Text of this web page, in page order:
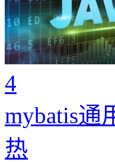
4
mybatis通
热